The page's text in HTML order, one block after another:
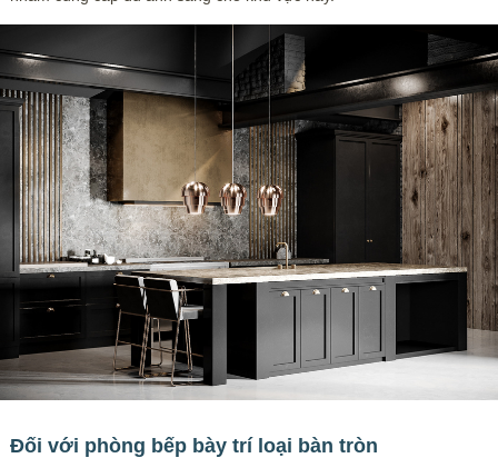
Đối với phòng bếp bày trí loại bàn tròn